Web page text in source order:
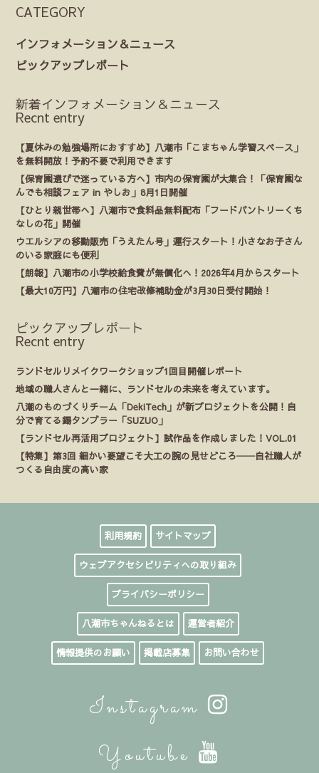
CATEGORY
インフォメーション＆ニュース
ピックアップレポート
新着インフォメーション＆ニュース
Recnt entry
【夏休みの勉強場所におすすめ】八潮市「こまちゃん学習スペース」
を無料開放！予約不要で利用できます
【保育園選びで迷っている方へ】市内の保育園が大集合！「保育園な
んでも相談フェア in やしお」8月1日開催
【ひとり親世帯へ】八潮市で食料品無料配布「フードパントリーくち
なしの花」開催
ウエルシアの移動販売「うえたん号」運行スタート！小さなお子さん
のいる家庭にも便利
【朗報】八潮市の小学校給食費が無償化へ！2026年4月からスタート
【最大10万円】八潮市の住宅改修補助金が3月30日受付開始！
ピックアップレポート
Recnt entry
ランドセルリメイクワークショップ1回目開催レポート
地域の職人さんと一緒に、ランドセルの未来を考えています。
八潮のものづくりチーム「DekiTech」が新プロジェクトを公開！自
分で育てる錫タンブラー「SUZUO」
【ランドセル再活用プロジェクト】試作品を作成しました！VOL.01
【特集】第3回 細かい要望こそ大工の腕の見せどころ──自社職人が
つくる自由度の高い家
利用規約 サイトマップ
ウェブアクセシビリティへの取り組み
プライバシーポリシー
八潮市ちゃんねるとは 運営者紹介
情報提供のお願い 掲載店募集 お問い合わせ
Instagram
Youtube